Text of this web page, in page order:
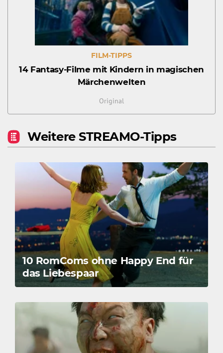
FILM-TIPPS
14 Fantasy-Filme mit Kindern in magischen
Märchenwelten
Original
Weitere STREAMO-Tipps
10 RomComs ohne Happy End für
das Liebespaar